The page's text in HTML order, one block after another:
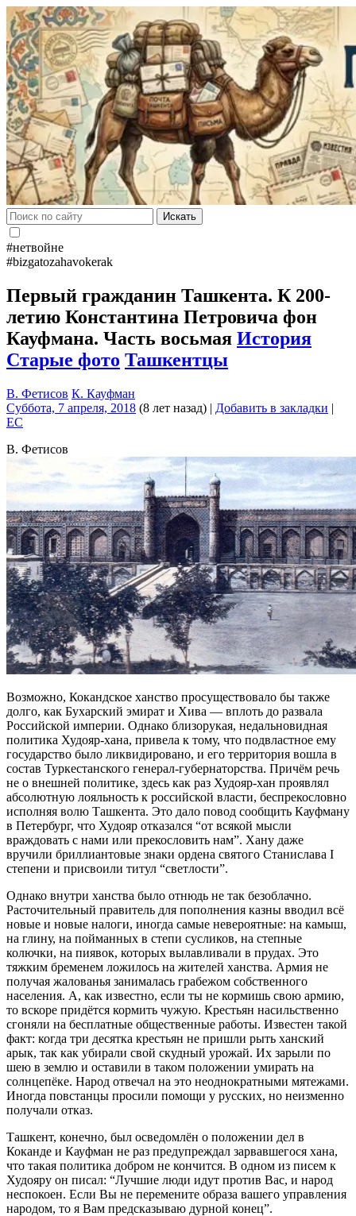
Искать
#нетвойне
#bizgatozahavokerak
Первый гражданин Ташкента. К 200-
летию Константина Петровича фон
Кауфмана. Часть восьмая История
Старые фото Ташкентцы
В. Фетисов К. Кауфман
Суббота, 7 апреля, 2018 (8 лет назад) | Добавить в закладки |
EC
В. Фетисов
Возможно, Кокандское ханство просуществовало бы также
долго, как Бухарский эмират и Хива — вплоть до развала
Российской империи. Однако близорукая, недальновидная
политика Худояр-хана, привела к тому, что подвластное ему
государство было ликвидировано, и его территория вошла в
состав Туркестанского генерал-губернаторства. Причём речь
не о внешней политике, здесь как раз Худояр-хан проявлял
абсолютную лояльность к российской власти, беспрекословно
исполняя волю Ташкента. Это дало повод сообщить Кауфману
в Петербург, что Худояр отказался “от всякой мысли
враждовать с нами или прекословить нам”. Хану даже
вручили бриллиантовые знаки ордена святого Станислава I
степени и присвоили титул “светлости”.
Однако внутри ханства было отнюдь не так безоблачно.
Расточительный правитель для пополнения казны вводил всё
новые и новые налоги, иногда самые невероятные: на камыш,
на глину, на пойманных в степи сусликов, на степные
колючки, на пиявок, которых вылавливали в прудах. Это
тяжким бременем ложилось на жителей ханства. Армия не
получая жалованья занималась грабежом собственного
населения. А, как известно, если ты не кормишь свою армию,
то вскоре придётся кормить чужую. Крестьян насильственно
сгоняли на бесплатные общественные работы. Известен такой
факт: когда три десятка крестьян не пришли рыть ханский
арык, так как убирали свой скудный урожай. Их зарыли по
шею в землю и оставили в таком положении умирать на
солнцепёке. Народ отвечал на это неоднократными мятежами.
Иногда повстанцы просили помощи у русских, но неизменно
получали отказ.
Ташкент, конечно, был осведомлён о положении дел в
Коканде и Кауфман не раз предупреждал зарвавшегося хана,
что такая политика добром не кончится. В одном из писем к
Худояру он писал: “Лучшие люди идут против Вас, и народ
неспокоен. Если Вы не перемените образа вашего управления
народом, то я Вам предсказываю дурной конец”.